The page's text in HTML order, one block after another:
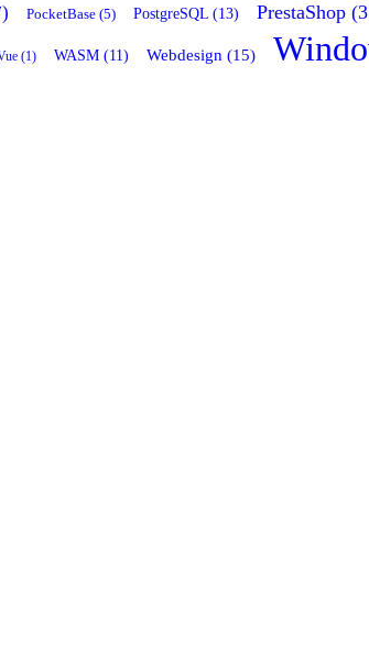
PocketBase (5) PostgreSQL (13) PrestaShop
(1) WASM (11) Webdesign (15)